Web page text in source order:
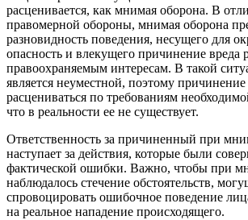
расценивается, как мнимая оборона. В
правомерной обороны, мнимая оборона
разновидность поведения, несущего для
опасность и влекущего причинение вреда
правоохраняемым интересам. В такой
является неуместной, поэтому
расцениваться по требованиям
что в реальности ее не существует.
Ответственность за причиненный при
наступает за действия, которые были
фактической ошибки. Важно, чтобы при
наблюдалось стечение обстоятельств,
спровоцировать ошибочное поведение
на реальное нападение происходящего.